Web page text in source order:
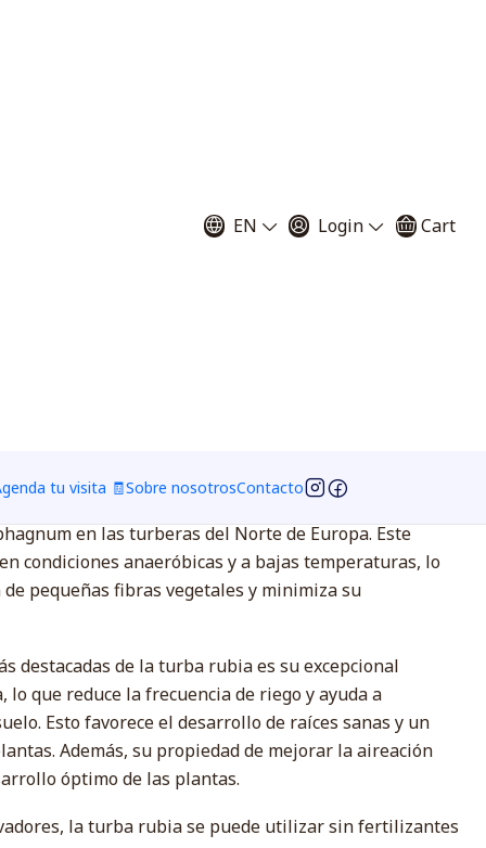
EN Login Cart
tu visita 🧾Sobre nosotrosContacto
- 3 litros 1000 grs - 6 litros
un sustrato fibroso 100% orgánico, proveniente de la
en las turberas del Norte de Europa. Este
condiciones anaeróbicas y a bajas temperaturas, lo
pequeñas fibras vegetales y minimiza su
destacadas de la turba rubia es su excepcional
lo que reduce la frecuencia de riego y ayuda a
Esto favorece el desarrollo de raíces sanas y un
Además, su propiedad de mejorar la aireación
óptimo de las plantas.
la turba rubia se puede utilizar sin fertilizantes